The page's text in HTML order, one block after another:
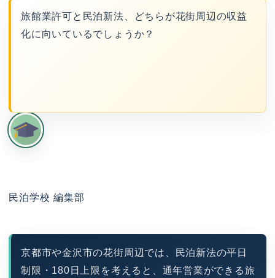
旅館業許可と民泊新法、どちらが花街周辺の収益
化に向いているでしょうか？
民泊学校 編集部
京都市や金沢市の花街周辺では、民泊新法の平日
制限・180日上限を考えると、通年営業ができる旅